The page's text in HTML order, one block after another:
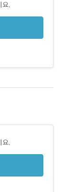
요.
요.